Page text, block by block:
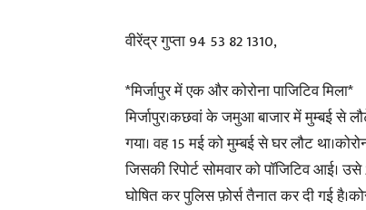
वीरेंद्र गुप्ता 94 53 82 1310,
*मिर्जापुर में एक और कोरोना पाजिटिव मिला*
मिर्जापुर।कछवां के जमुआ बाजार में मुम्बई से
गया। वह 15 मई को मुम्बई से घर लौट
जिसकी रिपोर्ट सोमवार को पॉजिटिव आई।
घोषित कर पुलिस फ़ोर्स तैनात कर दी गई